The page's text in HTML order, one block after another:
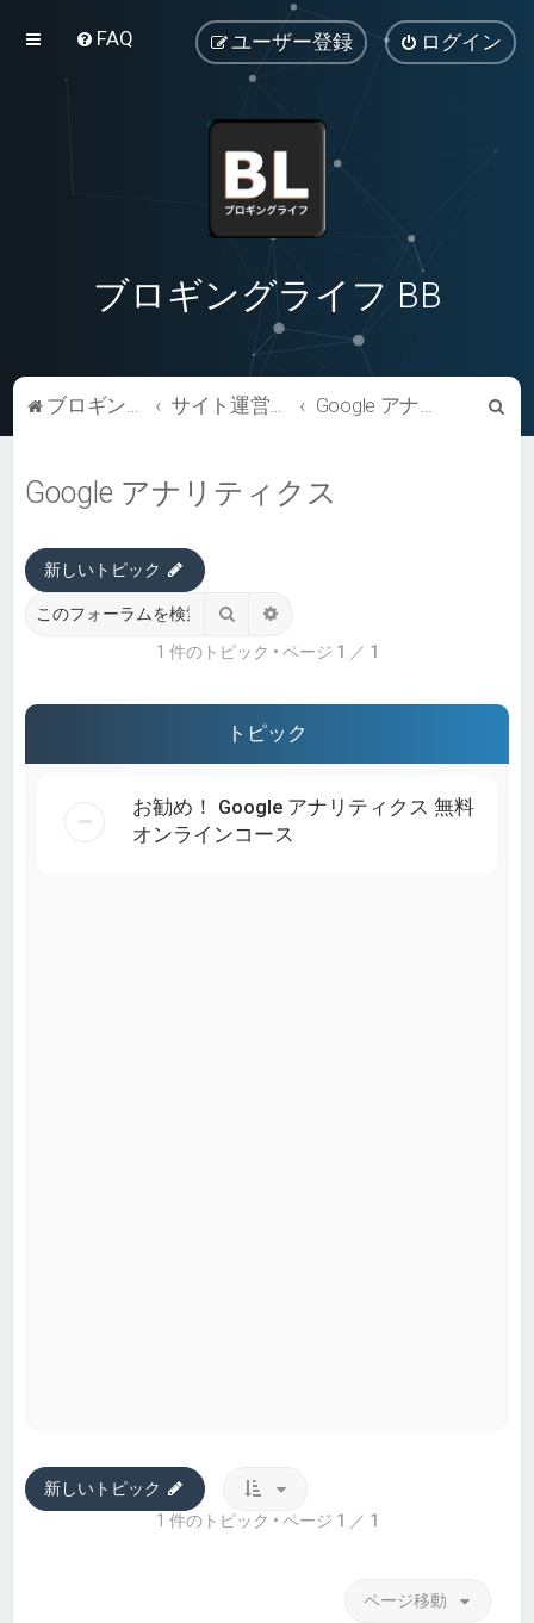
FAQ ログイン
ユーザー登録
ブロギングライフ BB
ブロギングライフ BB サイト運営関連 Google アナリティクス
索
Google アナリティクス
新しいトピック
検索
1 件のトピック • ページ 1 ／ 1
トピック
お勧め！ Google アナリティクス 無料
オンラインコース
新しいトピック
1 件のトピック • ページ 1 ／ 1
ページ移動